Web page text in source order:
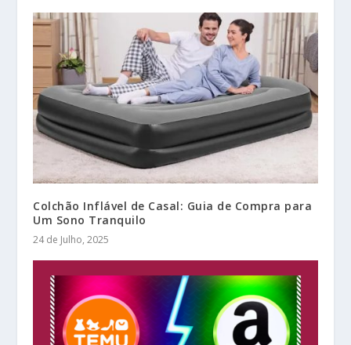
Colchão Inflável de Casal: Guia de Compra para
Um Sono Tranquilo
24 de Julho, 2025